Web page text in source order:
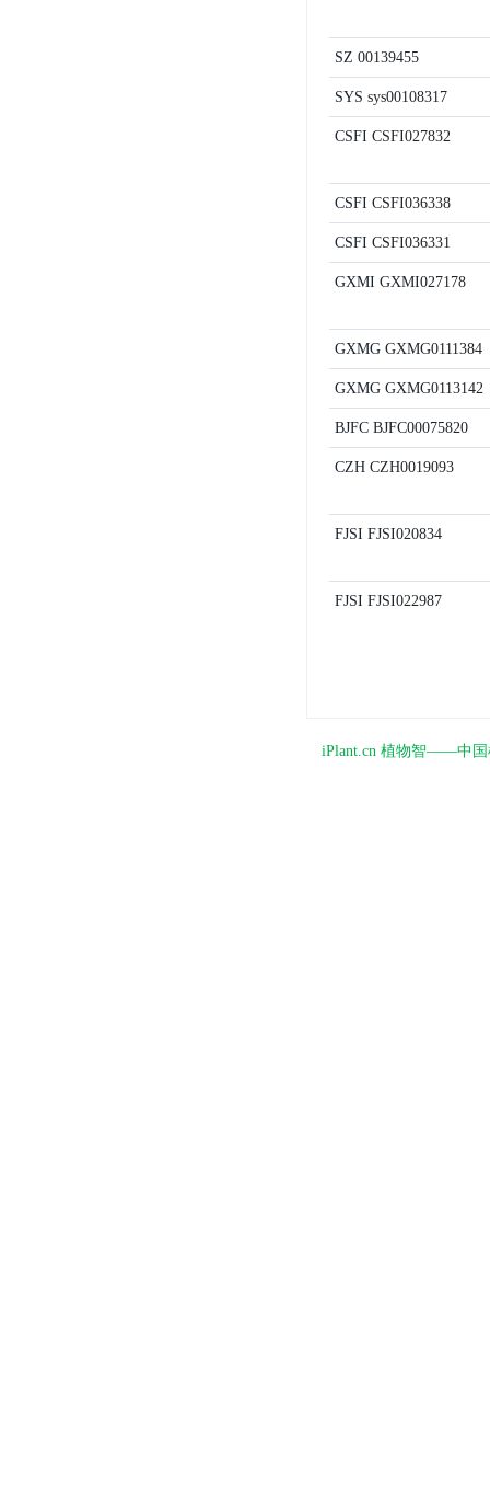
SZ 00139455
SYS sys00108317
CSFI CSFI027832
CSFI CSFI036338
CSFI CSFI036331
GXMI GXMI027178
GXMG GXMG0111384
GXMG GXMG0113142
BJFC BJFC00075820
CZH CZH0019093
FJSI FJSI020834
FJSI FJSI022987
iPlant.cn 植物智——中国